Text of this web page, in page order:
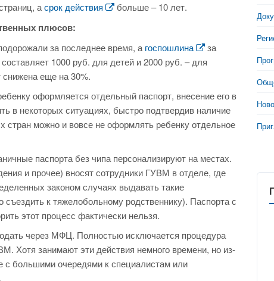
асрок действия больше – 10 лет.
плюсов:
за последнее время, а госпошлина
за
1000 руб. для детей и 2000 руб. – для
еще на 30%.
оформляется отдельный паспорт, внесение его в
в некоторых ситуациях, быстро подтвердив наличие
стран можно и вовсе не оформлять ребенку отдельное
паспорта без чипа персонализируют на местах.
и прочее) вносят сотрудники ГУВМ в отделе, где
законом случаях выдавать такие
к тяжелобольному родственнику). Паспорта с
этот процесс фактически нельзя.
через МФЦ. Полностью исключается процедура
Хотя занимают эти действия немного времени, но из-
с большими очередями к специалистам или